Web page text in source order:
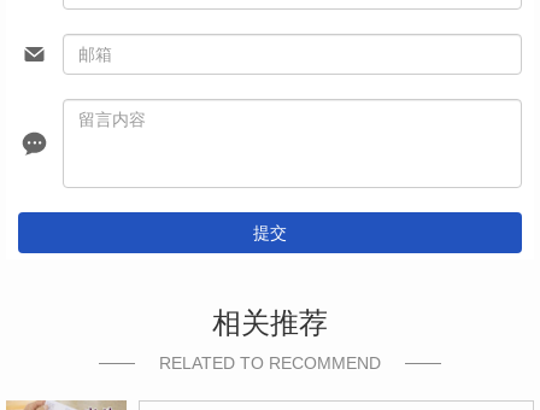
提交
相关推荐
RELATED TO RECOMMEND